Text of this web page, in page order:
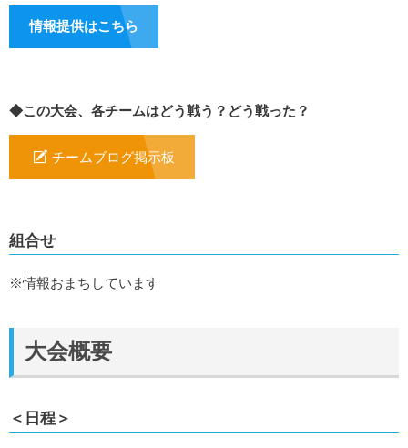
情報提供はこちら
◆この大会、各チームはどう戦う？どう戦った？
チームブログ掲示板
組合せ
※情報おまちしています
大会概要
＜日程＞